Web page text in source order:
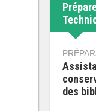
des